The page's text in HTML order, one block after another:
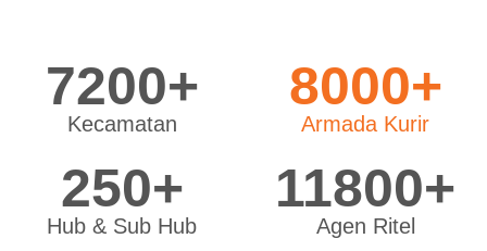
7200+
Kecamatan
8000+
Armada Kurir
250+
Hub & Sub Hub
11800+
Agen Ritel